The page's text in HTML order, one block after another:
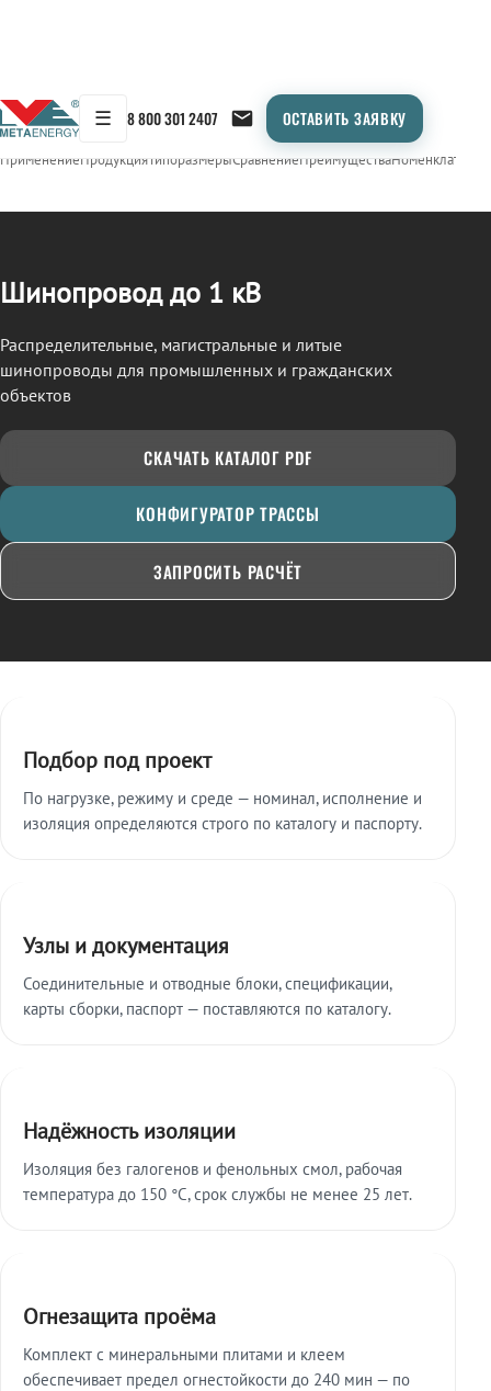
☰ 8 800 301 2407 ОСТАВИТЬ ЗАЯВКУ
← Продукция/ШИНОПРОВОД
ПрименениеПродукцияТипоразмерыСравнениеПреимуществаНоменклатура
Шинопровод до 1 кВ
Распределительные, магистральные и литые
шинопроводы для промышленных и гражданских
объектов
СКАЧАТЬ КАТАЛОГ PDF
КОНФИГУРАТОР ТРАССЫ
ЗАПРОСИТЬ РАСЧЁТ
Подбор под проект
По нагрузке, режиму и среде — номинал, исполнение и
изоляция определяются строго по каталогу и паспорту.
Узлы и документация
Соединительные и отводные блоки, спецификации,
карты сборки, паспорт — поставляются по каталогу.
Надёжность изоляции
Изоляция без галогенов и фенольных смол, рабочая
температура до 150 °C, срок службы не менее 25 лет.
Огнезащита проёма
Комплект с минеральными плитами и клеем
обеспечивает предел огнестойкости до 240 мин — по